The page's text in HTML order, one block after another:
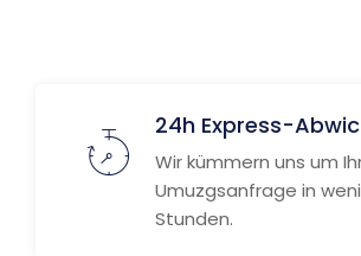
24h Express-
Wir kümmern uns um
Umuzgsanfrage in
Stunden.